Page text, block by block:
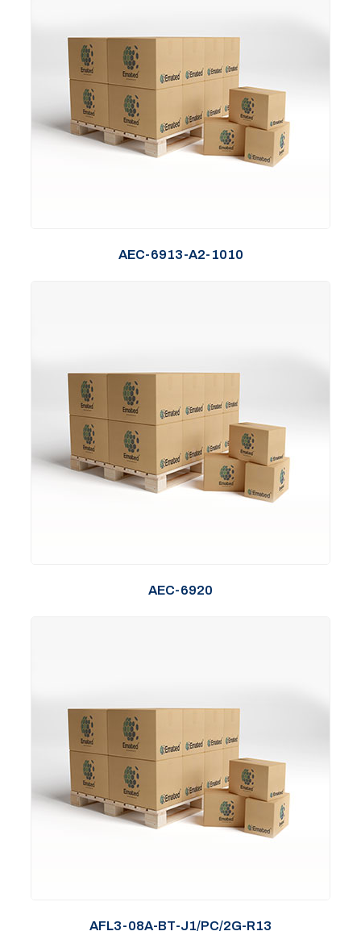
AEC-6913-A2-1010
AEC-6920
AFL3-08A-BT-J1/PC/2G-R13